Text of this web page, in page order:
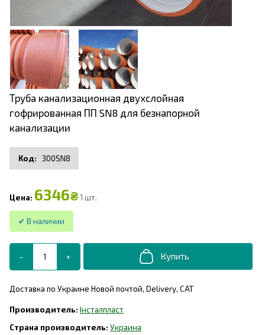
Труба канализационная двухслойная
гофрированная ПП SN8 для безнапорной
канализации
300SN8
6346₴1 шт.
Доставка по Украине Новой почтой, Delivery, САТ
Інсталпласт
Украина